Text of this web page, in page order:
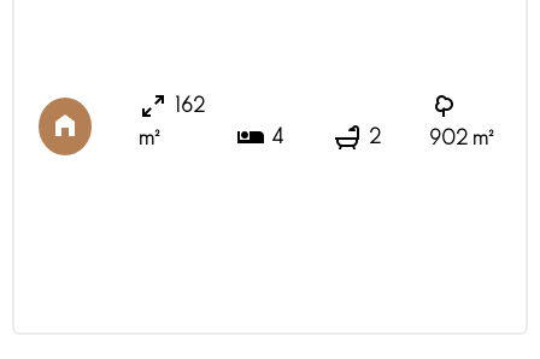
162
m²
4 2 902 m²